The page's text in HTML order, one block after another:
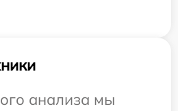
анализа мы